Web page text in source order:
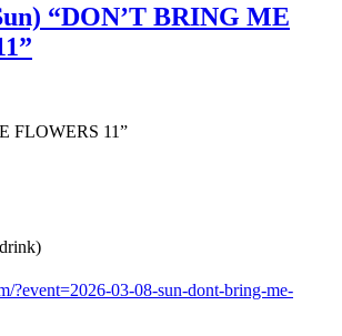
“DON’T BRING ME
FLOWERS 11”
?event=2026-03-08-sun-dont-bring-me-